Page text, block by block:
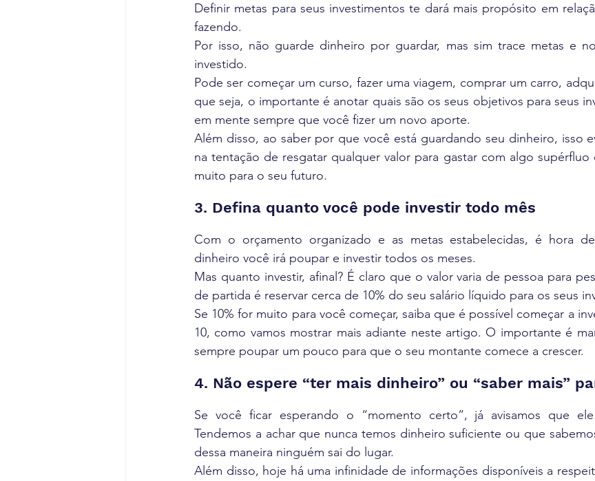
Definir metas para seus investimentos te dará mais propósito em
fazendo.
Por isso, não guarde dinheiro por guardar, mas sim trace metas e
investido.
Pode ser começar um curso, fazer uma viagem, comprar um carro,
que seja, o importante é anotar quais são os seus objetivos para seus
em mente sempre que você fizer um novo aporte.
Além disso, ao saber por que você está guardando seu dinheiro, isso
na tentação de resgatar qualquer valor para gastar com algo supérfluo
muito para o seu futuro.
3. Defina quanto você pode investir todo mês
Com o orçamento organizado e as metas estabelecidas, é hora
dinheiro você irá poupar e investir todos os meses.
Mas quanto investir, afinal? É claro que o valor varia de pessoa para
de partida é reservar cerca de 10% do seu salário líquido para os seus
Se 10% for muito para você começar, saiba que é possível começar a
10, como vamos mostrar mais adiante neste artigo. O importante é
sempre poupar um pouco para que o seu montante comece a crescer.
4. Não espere “ter mais dinheiro” ou “saber mais”
Se você ficar esperando o “momento certo”, já avisamos que
Tendemos a achar que nunca temos dinheiro suficiente ou que
dessa maneira ninguém sai do lugar.
Além disso, hoje há uma infinidade de informações disponíveis a